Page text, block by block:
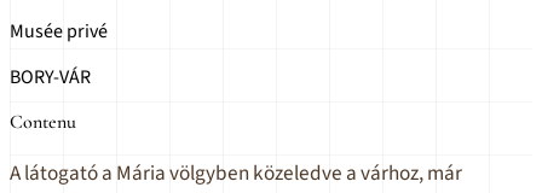
Musée privé
BORY-VÁR
Contenu
A látogató a Mária völgyben közeledve a várhoz, már